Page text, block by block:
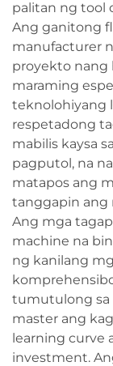
palitan ng tool
Ang ganitong
manufacturer
proyekto nang
maraming
teknolohiyang
respetadong
mabilis kaysa
pagputol, na
matapos ang
tanggapin ang
Ang mga
machine na
ng kanilang
tumutulong sa
master ang
learning curve
investment.